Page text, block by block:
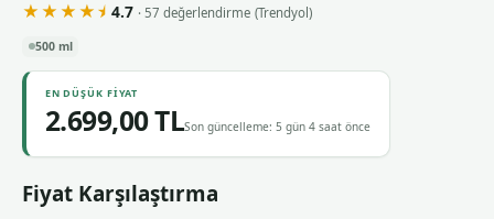
★★★★⯨ 4.7 · 57 değerlendirme (Trendyol)
500 ml
EN DÜŞÜK FIYAT
2.699,00 TLSon güncelleme: 5 gün 4 saat önce
Fiyat Karşılaştırma